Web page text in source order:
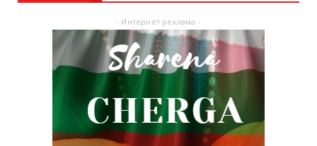
- Интернет реклама -